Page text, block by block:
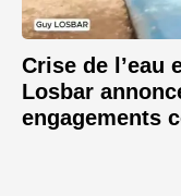
Crise de l’eau
Losbar
engagements